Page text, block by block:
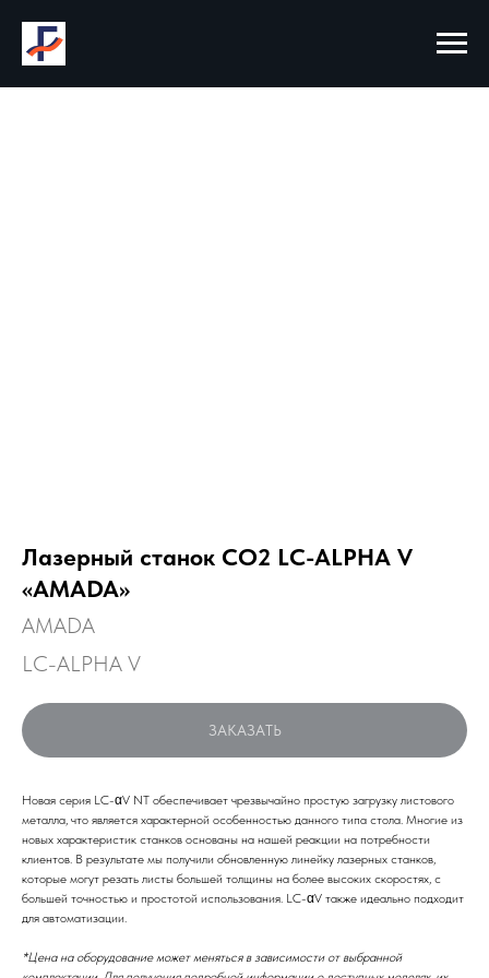
Лазерный станок CO2 LC-ALPHA V
«AMADA»
AMADA
LC-ALPHA V
ЗАКАЗАТЬ
Новая серия LC-αV NT обеспечивает чрезвычайно простую загрузку листового
металла, что является характерной особенностью данного типа стола. Многие из
новых характеристик станков основаны на нашей реакции на потребности
клиентов. В результате мы получили обновленную линейку лазерных станков,
которые могут резать листы большей толщины на более высоких скоростях, с
большей точностью и простотой использования. LC-αV также идеально подходит
для автоматизации.
*Цена на оборудование может меняться в зависимости от выбранной